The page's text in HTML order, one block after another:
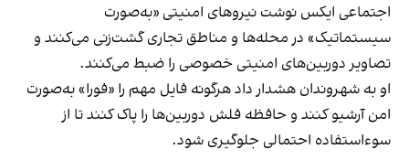
اجتماعی ایکس نوشت نیروهای امنیتی «به‌صورت
سیستماتیک» در محله‌ها و مناطق تجاری گشت‌زنی می‌کنند و
تصاویر دوربین‌های امنیتی خصوصی را ضبط می‌کنند.
او به شهروندان هشدار داد هرگونه فایل مهم را «فورا» به‌صورت
امن آرشیو کنند و حافظه فلش دوربین‌ها را پاک کنند تا از
سوءاستفاده احتمالی جلوگیری شود.